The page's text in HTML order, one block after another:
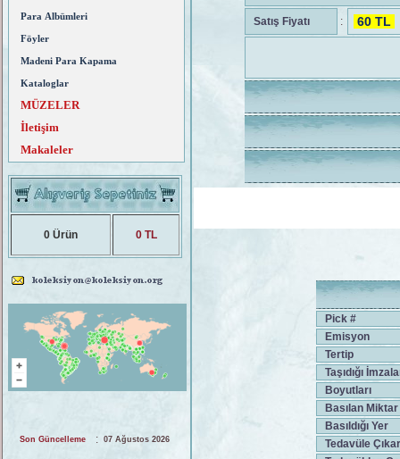
Para Albümleri
Föyler
Madeni Para Kapama
Kataloglar
MÜZELER
İletişim
Makaleler
0 Ürün 0 TL
Son Güncelleme : 07 Ağustos 2026
Satış Fiyatı : 60 TL
Pick #
Emisyon
Tertip
Taşıdığı
Boyutları
Basılan Miktar
Basıldığı Yer
Tedavüle